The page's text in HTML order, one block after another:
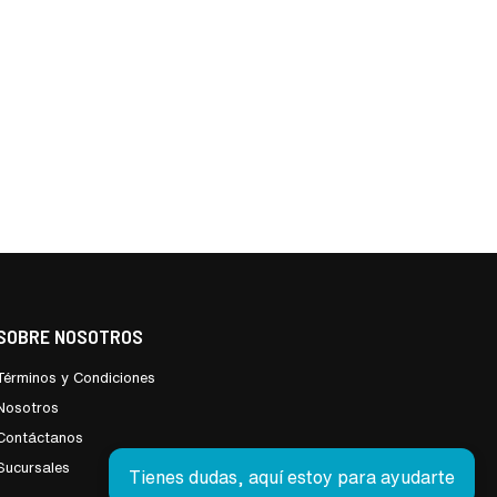
NOSOTROS
y Condiciones
Tienes dudas, aquí estoy para ayudarte